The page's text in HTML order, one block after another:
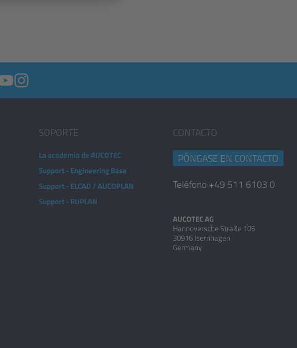
SOPORTE
La academia de AUCOTEC
Support - Engineering Base
Support - ELCAD / AUCOPLAN
Support - RUPLAN
CONTACTO
PÓNGASE EN CONTACTO
Teléfono +49 511 6103 0
AUCOTEC AG
Hannoversche Straße 105
30916 Isernhagen
Germany